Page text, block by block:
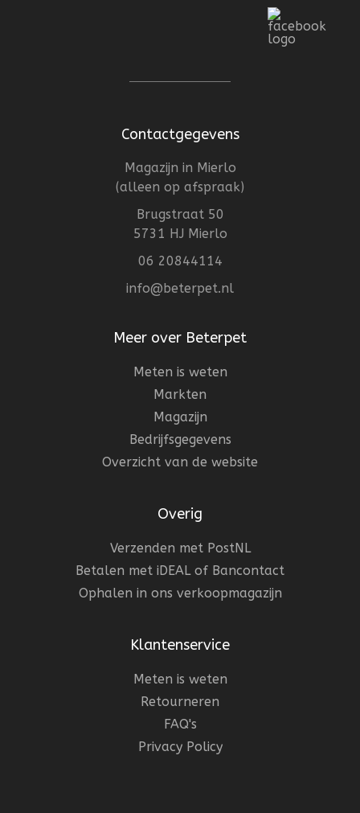
Contactgegevens
Magazijn in Mierlo
(alleen op afspraak)
Brugstraat 50
5731 HJ Mierlo
06 20844114
info@beterpet.nl
Meer over Beterpet
Meten is weten
Markten
Magazijn
Bedrijfsgegevens
Overzicht van de website
Overig
Verzenden met PostNL
Betalen met iDEAL of Bancontact
Ophalen in ons verkoopmagazijn
Klantenservice
Meten is weten
Retourneren
FAQ's
Privacy Policy